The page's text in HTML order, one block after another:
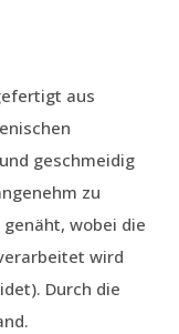
aus
geschmeidig
zu
wobei die
wird
Durch die